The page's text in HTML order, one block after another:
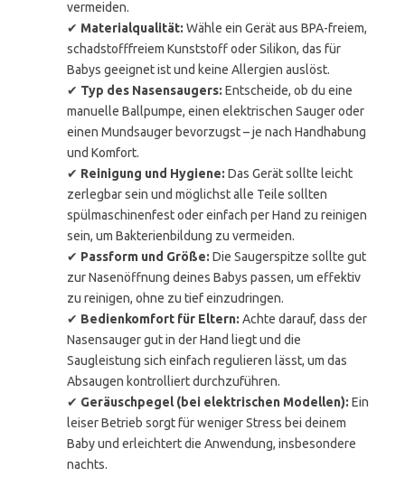
vermeiden.
✔ Materialqualität: Wähle ein Gerät aus BPA-freiem,
schadstofffreiem Kunststoff oder Silikon, das für
Babys geeignet ist und keine Allergien auslöst.
✔ Typ des Nasensaugers: Entscheide, ob du eine
manuelle Ballpumpe, einen elektrischen Sauger oder
einen Mundsauger bevorzugst – je nach Handhabung
und Komfort.
✔ Reinigung und Hygiene: Das Gerät sollte leicht
zerlegbar sein und möglichst alle Teile sollten
spülmaschinenfest oder einfach per Hand zu reinigen
sein, um Bakterienbildung zu vermeiden.
✔ Passform und Größe: Die Saugerspitze sollte gut
zur Nasenöffnung deines Babys passen, um effektiv
zu reinigen, ohne zu tief einzudringen.
✔ Bedienkomfort für Eltern: Achte darauf, dass der
Nasensauger gut in der Hand liegt und die
Saugleistung sich einfach regulieren lässt, um das
Absaugen kontrolliert durchzuführen.
✔ Geräuschpegel (bei elektrischen Modellen): Ein
leiser Betrieb sorgt für weniger Stress bei deinem
Baby und erleichtert die Anwendung, insbesondere
nachts.